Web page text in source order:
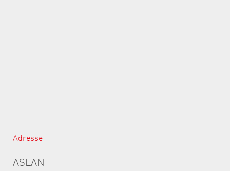
Adresse
ASLAN